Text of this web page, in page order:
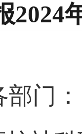
2024
门：